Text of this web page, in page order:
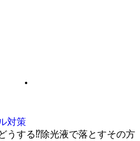
合わせ
対策
うする⁉除光液で落とすその方